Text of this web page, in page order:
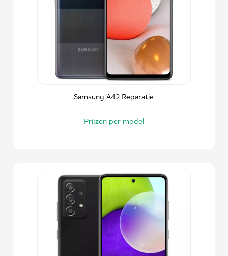
Samsung A42 Reparatie
Prijzen per model